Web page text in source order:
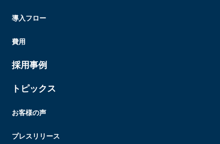
導入フロー
費用
採用事例
トピックス
お客様の声
プレスリリース